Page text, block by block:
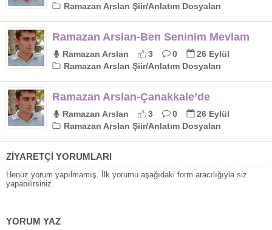
Ramazan Arslan Şiir/Anlatım Dosyaları
Ramazan Arslan-Ben Seninim Mevlam
Ramazan Arslan 3 0
26 Eylül
Ramazan Arslan Şiir/Anlatım Dosyaları
Ramazan Arslan-Çanakkale’de
Ramazan Arslan 3 0
26 Eylül
Ramazan Arslan Şiir/Anlatım Dosyaları
ZİYARETÇİ YORUMLARI
Henüz yorum yapılmamış. İlk yorumu aşağıdaki form aracılığıyla siz
yapabilirsiniz.
YORUM YAZ